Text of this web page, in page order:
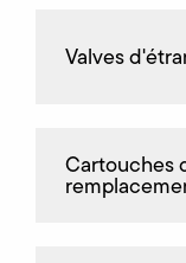
Valves
Cartouches